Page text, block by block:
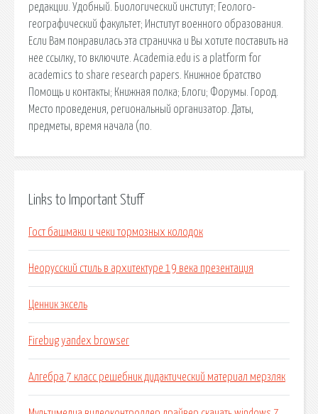
редакции. Удобный. Биологический институт; Геолого-
географический факультет; Институт военного образования.
Если Вам понравилась эта страничка и Вы хотите поставить на
нее ссылку, то включите. Academia.edu is a platform for
academics to share research papers. Книжное братство
Помощь и контакты; Книжная полка; Блоги; Форумы. Город.
Место проведения, региональный организатор. Даты,
предметы, время начала (по.
Links to Important Stuff
Гост башмаки и чеки тормозных колодок
Неорусский стиль в архитектуре 19 века презентация
Ценник эксель
Firebug yandex browser
Алгебра 7 класс решебник дидактический материал мерзляк